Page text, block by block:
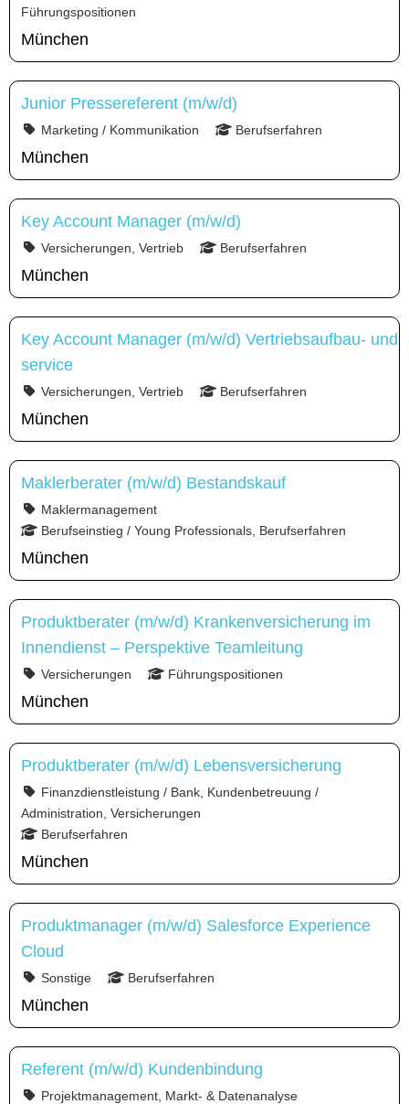
Führungspositionen
München
Junior Pressereferent (m/w/d)
Marketing / Kommunikation Berufserfahren
München
Key Account Manager (m/w/d)
Versicherungen, Vertrieb Berufserfahren
München
Key Account Manager (m/w/d) Vertriebsaufbau- und
service
Versicherungen, Vertrieb Berufserfahren
München
Maklerberater (m/w/d) Bestandskauf
Maklermanagement
Berufseinstieg / Young Professionals, Berufserfahren
München
Produktberater (m/w/d) Krankenversicherung im
Innendienst – Perspektive Teamleitung
Versicherungen Führungspositionen
München
Produktberater (m/w/d) Lebensversicherung
Finanzdienstleistung / Bank, Kundenbetreuung /
Administration, Versicherungen
Berufserfahren
München
Produktmanager (m/w/d) Salesforce Experience
Cloud
Sonstige Berufserfahren
München
Referent (m/w/d) Kundenbindung
Projektmanagement, Markt- & Datenanalyse